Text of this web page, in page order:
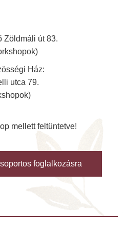
Zöldmáli út 83.
Ház:
utca 79.
mellett feltüntetve!
foglalkozásra